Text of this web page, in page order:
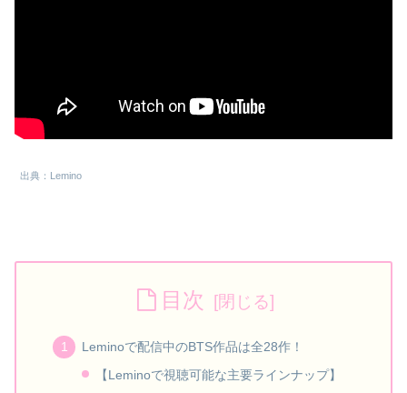
出典：Lemino
目次
Leminoで配信中のBTS作品は全28作！
【Leminoで視聴可能な主要ラインナップ】